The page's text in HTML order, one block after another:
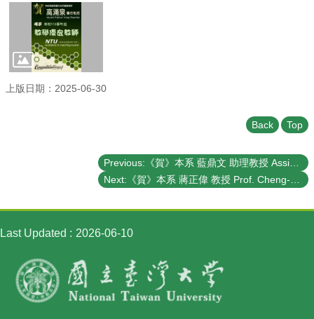
上版日期：2025-06-30
Back Top
Last Updated 2026-06-10